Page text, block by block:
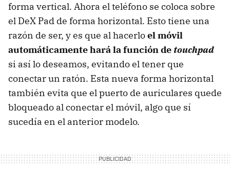
forma vertical. Ahora el teléfono se coloca sobre
el DeX Pad de forma horizontal. Esto tiene una
razón de ser, y es que al hacerloel móvil
automáticamente hará la función de touchpad
si así lo deseamos, evitando el tener que
conectar un ratón. Esta nueva forma horizontal
también evita que el puerto de auriculares quede
bloqueado al conectar el móvil, algo que sí
sucedía en el anterior modelo.